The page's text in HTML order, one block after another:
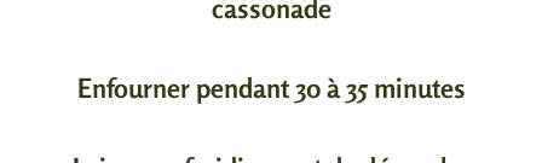
cassonade
Enfourner pendant 30 à 35 minutes